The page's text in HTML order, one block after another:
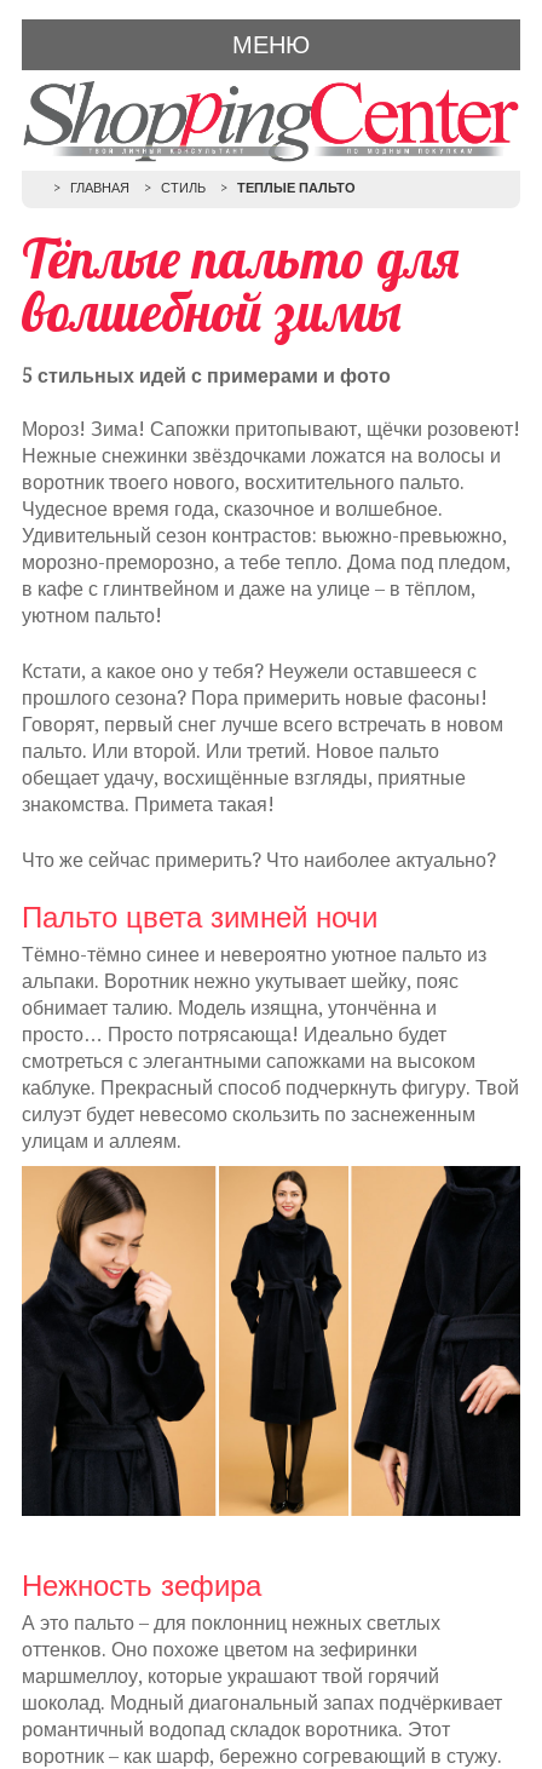
МЕНЮ
ГЛАВНАЯ СТИЛЬ ТЕПЛЫЕ ПАЛЬТО
Тёплые пальто для
волшебной зимы
5 стильных идей с примерами и фото
Мороз! Зима! Сапожки притопывают, щёчки розовеют!
Нежные снежинки звёздочками ложатся на волосы и
воротник твоего нового, восхитительного пальто.
Чудесное время года, сказочное и волшебное.
Удивительный сезон контрастов: вьюжно-превьюжно,
морозно-преморозно, а тебе тепло. Дома под пледом,
в кафе с глинтвейном и даже на улице – в тёплом,
уютном пальто!
Кстати, а какое оно у тебя? Неужели оставшееся с
прошлого сезона? Пора примерить новые фасоны!
Говорят, первый снег лучше всего встречать в новом
пальто. Или второй. Или третий. Новое пальто
обещает удачу, восхищённые взгляды, приятные
знакомства. Примета такая!
Что же сейчас примерить? Что наиболее актуально?
Пальто цвета зимней ночи
Тёмно-тёмно синее и невероятно уютное пальто из
альпаки. Воротник нежно укутывает шейку, пояс
обнимает талию. Модель изящна, утончённа и
просто… Просто потрясающа! Идеально будет
смотреться с элегантными сапожками на высоком
каблуке. Прекрасный способ подчеркнуть фигуру. Твой
силуэт будет невесомо скользить по заснеженным
улицам и аллеям.
Нежность зефира
А это пальто – для поклонниц нежных светлых
оттенков. Оно похоже цветом на зефиринки
маршмеллоу, которые украшают твой горячий
шоколад. Модный диагональный запах подчёркивает
романтичный водопад складок воротника. Этот
воротник – как шарф, бережно согревающий в стужу.